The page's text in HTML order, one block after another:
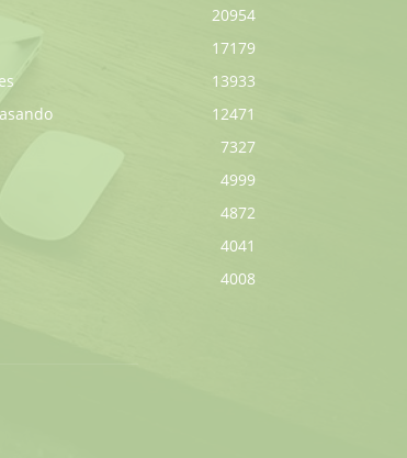
20954
17179
13933
12471
7327
4999
4872
4041
4008